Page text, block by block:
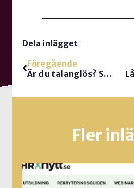
Dela inlägget
Föregående
Är du talanglös? Så bra!
Fler